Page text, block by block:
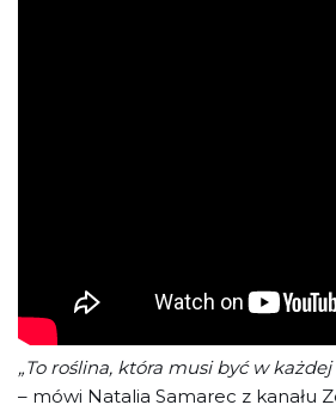
„To roślina, która musi być w
– mówi Natalia Samarec z kanału